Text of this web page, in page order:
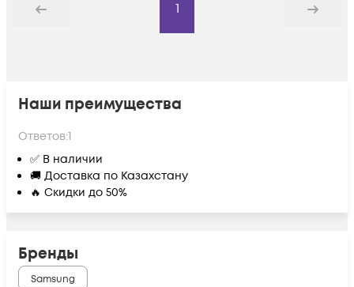
Назад
1
Дальше
Наши преимущества
Ответов:1
✅ В наличии
🚚 Доставка по Казахстану
🔥 Скидки до 50%
Бренды
Samsung